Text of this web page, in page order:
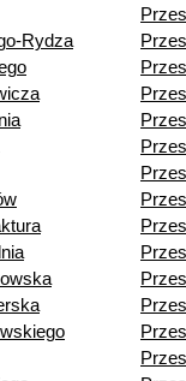
Rydza